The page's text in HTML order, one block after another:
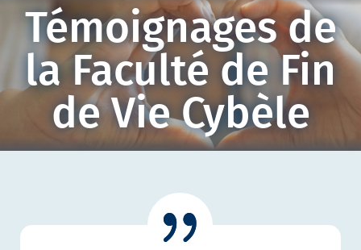
Témoignages de
la Faculté de Fin
de Vie Cybèle